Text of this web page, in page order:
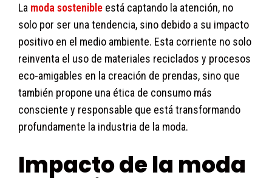
La moda sostenible está captando la atención, no
solo por ser una tendencia, sino debido a su impacto
positivo en el medio ambiente. Esta corriente no solo
reinventa el uso de materiales reciclados y procesos
eco-amigables en la creación de prendas, sino que
también propone una ética de consumo más
consciente y responsable que está transformando
profundamente la industria de la moda.
Impacto de la moda